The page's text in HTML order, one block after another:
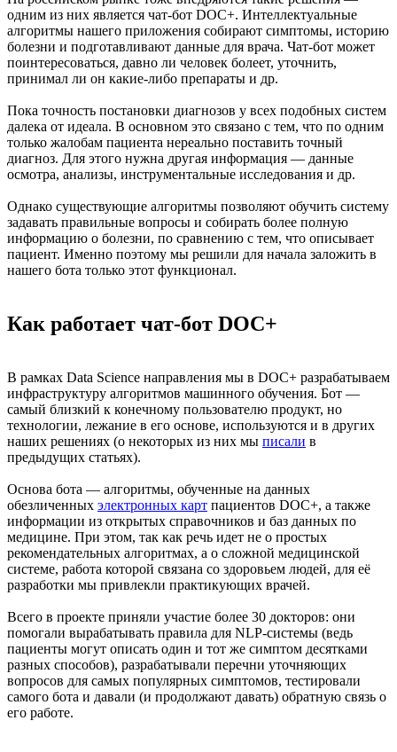
одним из них является чат-бот DOC+. Интеллектуальные
алгоритмы нашего приложения собирают симптомы, историю
болезни и подготавливают данные для врача. Чат-бот может
поинтересоваться, давно ли человек болеет, уточнить,
принимал ли он какие-либо препараты и др.
Пока точность постановки диагнозов у всех подобных систем
далека от идеала. В основном это связано с тем, что по одним
только жалобам пациента нереально поставить точный
диагноз. Для этого нужна другая информация — данные
осмотра, анализы, инструментальные исследования и др.
Однако существующие алгоритмы позволяют обучить систему
задавать правильные вопросы и собирать более полную
информацию о болезни, по сравнению с тем, что описывает
пациент. Именно поэтому мы решили для начала заложить в
нашего бота только этот функционал.
Как работает чат-бот DOC+
В рамках Data Science направления мы в DOC+ разрабатываем
инфраструктуру алгоритмов машинного обучения. Бот —
самый близкий к конечному пользователю продукт, но
технологии, лежание в его основе, используются и в других
наших решениях (о некоторых из них мы писали в
предыдущих статьях).
Основа бота — алгоритмы, обученные на данных
обезличенных электронных карт пациентов DOC+, а также
информации из открытых справочников и баз данных по
медицине. При этом, так как речь идет не о простых
рекомендательных алгоритмах, а о сложной медицинской
системе, работа которой связана со здоровьем людей, для её
разработки мы привлекли практикующих врачей.
Всего в проекте приняли участие более 30 докторов: они
помогали вырабатывать правила для NLP-системы (ведь
пациенты могут описать один и тот же симптом десятками
разных способов), разрабатывали перечни уточняющих
вопросов для самых популярных симптомов, тестировали
самого бота и давали (и продолжают давать) обратную связь о
его работе.